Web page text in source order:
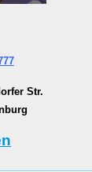
Str.